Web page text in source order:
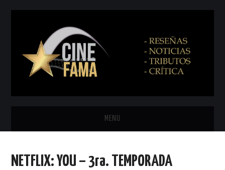
MENU
NETFLIX: YOU – 3ra. TEMPORADA